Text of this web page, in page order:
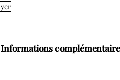
Informations